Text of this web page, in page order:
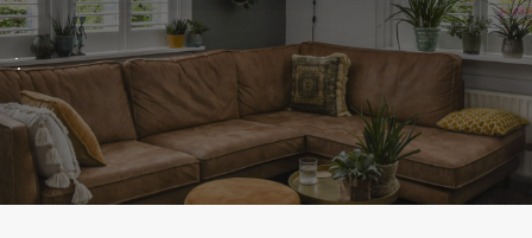
Alle soorten raamdecoraties zoals shutters,